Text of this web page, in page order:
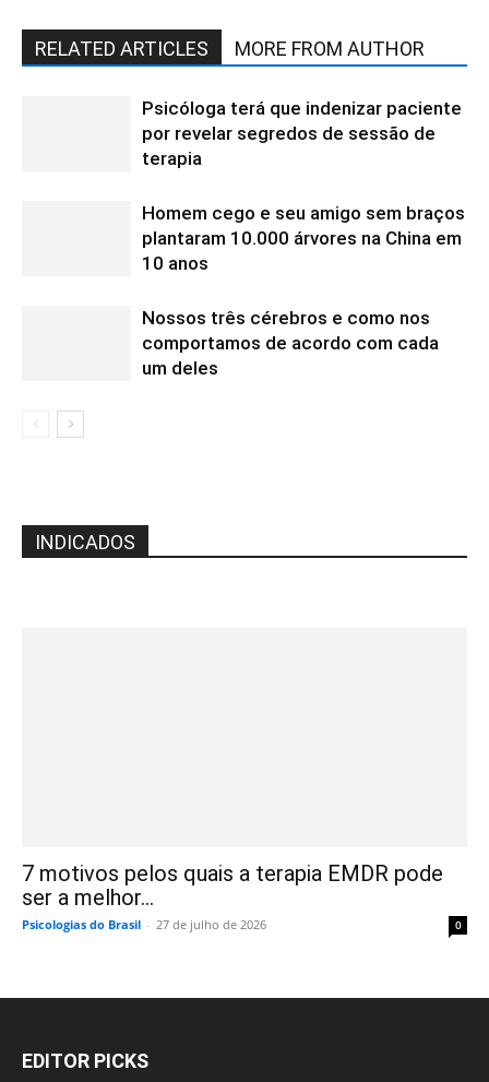
RELATED ARTICLES MORE FROM AUTHOR
Psicóloga terá que indenizar paciente
por revelar segredos de sessão de
terapia
Homem cego e seu amigo sem braços
plantaram 10.000 árvores na China em
10 anos
Nossos três cérebros e como nos
comportamos de acordo com cada
um deles
INDICADOS
7 motivos pelos quais a terapia EMDR pode
ser a melhor...
Psicologias do Brasil - 27 de julho de 2026 0
EDITOR PICKS